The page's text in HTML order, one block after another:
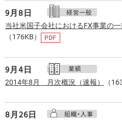
9月8日
当社米国子会社におけるFX事業の
（176KB）
9月4日
2014年8月 月次概況（速報） （
8月26日